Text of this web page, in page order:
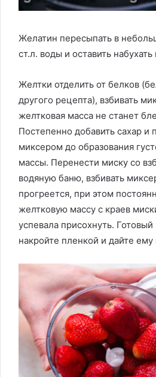
Желатин пересыпать в
ст.л. воды и оставить
Желтки отделить от белков
другого рецепта), взбивать
желтковая масса не станет
Постепенно добавить сахар и
миксером до образования
массы. Перенести миску со
водяную баню, взбивать
прогреется, при этом
желтковую массу с краев
успевала присохнуть.
накройте пленкой и дайте